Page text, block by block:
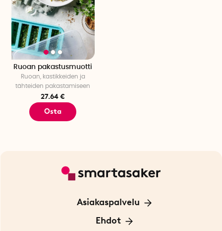
Ruoan pakastusmuotti
Ruoan, kastikkeiden ja
tähteiden pakastamiseen
27.64 €
Osta
Asiakaspalvelu
Ota yhteyttä
Ehdot